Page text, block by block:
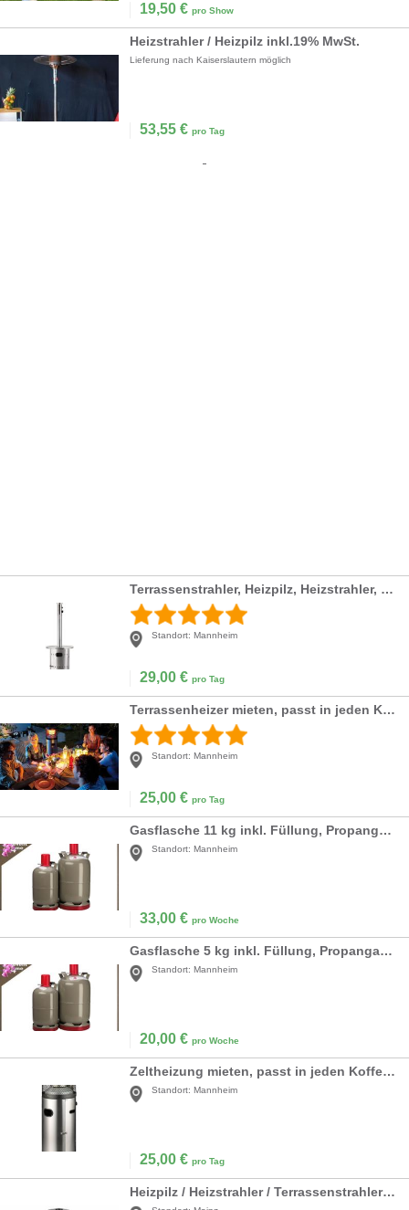
19,50 € pro Show
Heizstrahler / Heizpilz inkl.19% MwSt.
Lieferung nach Kaiserslautern möglich
53,55 € pro Tag
Terrassenstrahler, Heizpilz, Heizstrahler, mieten
Standort: Mannheim
29,00 € pro Tag
Terrassenheizer mieten, passt in jeden Kofferraum
Standort: Mannheim
25,00 € pro Tag
Gasflasche 11 kg inkl. Füllung, Propangas, Camping
Standort: Mannheim
33,00 € pro Woche
Gasflasche 5 kg inkl. Füllung, Propangas, Camping
Standort: Mannheim
20,00 € pro Woche
Zeltheizung mieten, passt in jeden Kofferraum
Standort: Mannheim
25,00 € pro Tag
Heizpilz / Heizstrahler / Terrassenstrahler / Heizung